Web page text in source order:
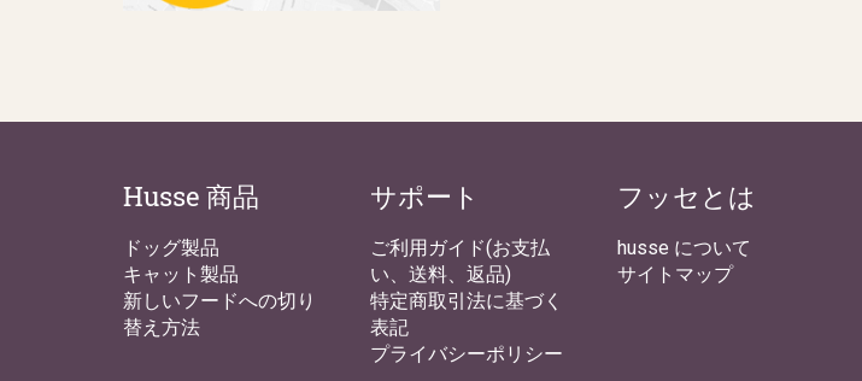
Husse 商品
ドッグ製品
キャット製品
新しいフードへの切り
替え方法
サポート
ご利用ガイド(お支払
い、送料、返品)
特定商取引法に基づく
表記
プライバシーポリシー
フッセとは
husse について
サイトマップ